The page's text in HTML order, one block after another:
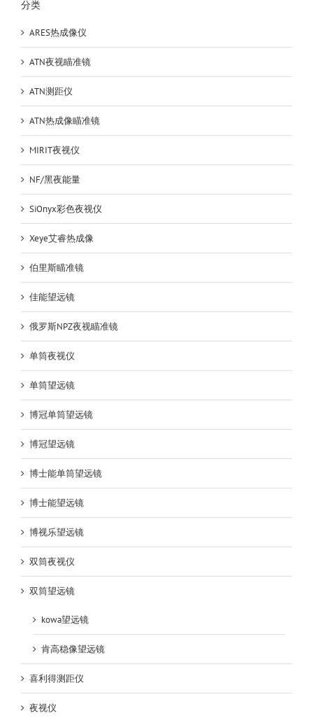
分类
ARES热成像仪
ATN夜视瞄准镜
ATN测距仪
ATN热成像瞄准镜
MIRIT夜视仪
NF/黑夜能量
SiOnyx彩色夜视仪
Xeye艾睿热成像
伯里斯瞄准镜
佳能望远镜
俄罗斯NPZ夜视瞄准镜
单筒夜视仪
单筒望远镜
博冠单筒望远镜
博冠望远镜
博士能单筒望远镜
博士能望远镜
博视乐望远镜
双筒夜视仪
双筒望远镜
kowa望远镜
肯高稳像望远镜
喜利得测距仪
夜视仪